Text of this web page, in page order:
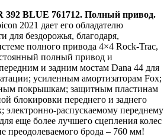
392 BLUE 761712. Полный привод.
2021 дает его обладателю
для бездорожья, благодаря,
полного привода 4×4 Rock-Trac,
полный привод и
и задним мостам Dana 44 для
усиленным амортизаторам Fox;
покрышкам; защитным пластинам
блокировки переднего и заднего
распускаемому переднему
еще более лучшего сцепления колес
преодолеваемого брода – 760 мм!